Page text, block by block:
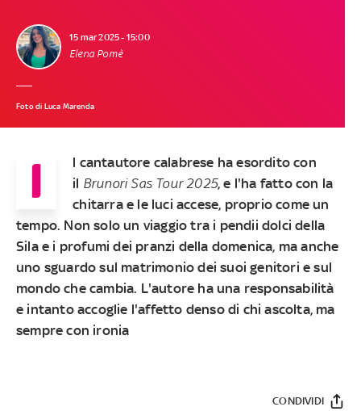
15 mar 2025 - 15:00
Elena Pomè
Foto di Luca Marenda
I
l cantautore calabrese ha esordito con
il Brunori Sas Tour 2025, e l'ha fatto con la
chitarra e le luci accese, proprio come un
tempo. Non solo un viaggio tra i pendii dolci della
Sila e i profumi dei pranzi della domenica, ma anche
uno sguardo sul matrimonio dei suoi genitori e sul
mondo che cambia. L'autore ha una responsabilità
e intanto accoglie l'affetto denso di chi ascolta, ma
sempre con ironia
CONDIVIDI